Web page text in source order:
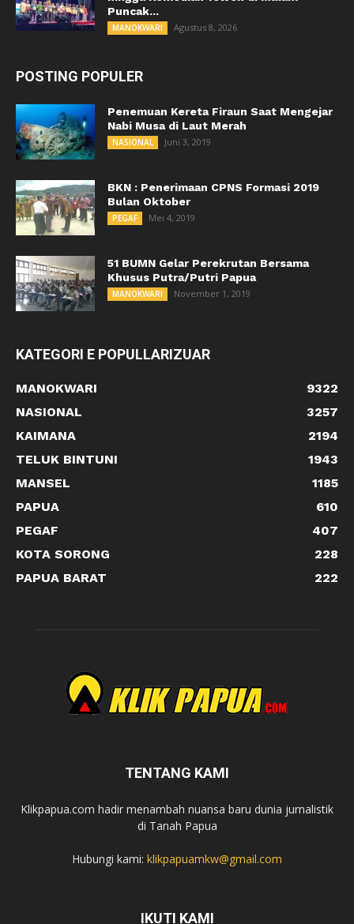
Puncak...
MANOKWARI Agustus 8, 2026
POSTING POPULER
Penemuan Kereta Firaun Saat Mengejar
Nabi Musa di Laut Merah
NASIONAL Juni 3, 2019
BKN : Penerimaan CPNS Formasi 2019
Bulan Oktober
PEGAF Mei 4, 2019
51 BUMN Gelar Perekrutan Bersama
Khusus Putra/Putri Papua
MANOKWARI November 1, 2019
KATEGORI E POPULLARIZUAR
MANOKWARI
9322
NASIONAL
3257
KAIMANA
2194
TELUK BINTUNI
1943
MANSEL
1185
PAPUA
610
PEGAF
407
KOTA SORONG
228
PAPUA BARAT
222
TENTANG KAMI
Klikpapua.com hadir menambah nuansa baru dunia jurnalistik
di Tanah Papua
Hubungi kami: klikpapuamkw@gmail.com
IKUTI KAMI